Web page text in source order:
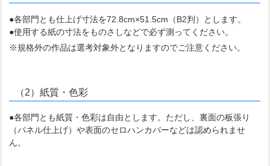
●各部門とも仕上げ寸法を72.8cm×51.5cm（B2判）とします。
●使用する紙の寸法をものさしなどで必ず測ってください。
※規格外の作品は選考対象外となりますのでご注意ください。
（2）紙質・色彩
●各部門とも紙質・色彩は自由とします。ただし、裏面の板張り
（パネル仕上げ）や表面のセロハンカバーなどは認められませ
ん。